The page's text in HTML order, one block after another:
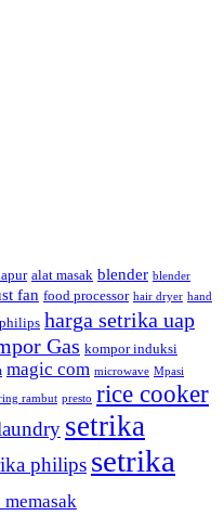
alat masak blender blender
fan food processor hair dryer hand
harga setrika uap
Gas kompor induksi
magic com microwave Mpasi
rambut presto rice cooker
setrika
philips setrika
memasak